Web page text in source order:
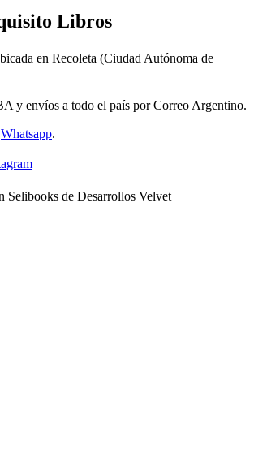
Libros
en Recoleta (Ciudad Autónoma de
y envíos a todo el país por Correo Argentino.
Whatsapp.
Selibooks de Desarrollos Velvet